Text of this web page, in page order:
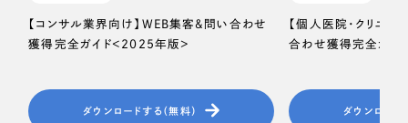
【コンサル業界向け】WEB集客＆問い合わせ
獲得完全ガイド＜2025年版＞
ダウンロードする（無料）
【個人医院・クリニッ
合わせ獲得完全ガイ
ダウンロード